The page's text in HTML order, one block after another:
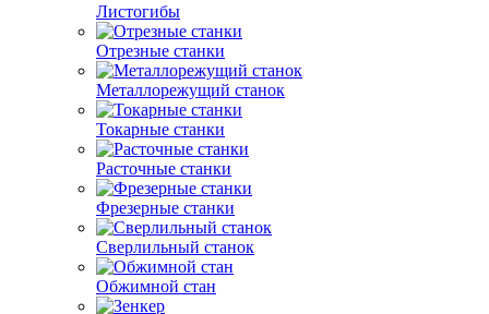
Листогибы
Отрезные станки
Металлорежущий станок
Токарные станки
Расточные станки
Фрезерные станки
Сверлильный станок
Обжимной стан